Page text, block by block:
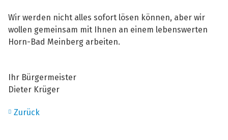
Wir werden nicht alles sofort lösen können, aber wir
wollen gemeinsam mit Ihnen an einem lebenswerten
Horn-Bad Meinberg arbeiten.
Ihr Bürgermeister
Dieter Krüger
Zurück